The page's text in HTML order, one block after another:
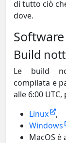
di tutto ciò
dove.
Software
Build
Le build
compilata e
alle 6:00 UTC,
Linux
,
Windows
MacOS